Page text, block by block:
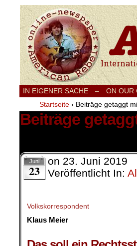
IN EIGENER SACHE – ON
Startseite › Beiträge getaggt
Beiträge
Juni
23
on 23. Juni 2019
Veröffentlicht In:
Volkskorrespondent
Klaus Meier